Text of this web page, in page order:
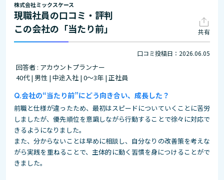
株式会社ミックスケース
現職社員の口コミ・評判
この会社の「当たり前」
共有
口コミ投稿日：2026.06.05
回答者 : アカウントプランナー
40代 | 男性 | 中途入社 | 0～3年 | 正社員
会社の“当たり前”にどう向き合い、成長した？
前職と仕様が違ったため、最初はスピードについていくことに苦労
しましたが、優先順位を意識しながら行動することで徐々に対応で
きるようになりました。
また、分からないことは早めに相談し、自分なりの改善策を考えな
がら実践を重ねることで、主体的に動く習慣を身につけることがで
きました。